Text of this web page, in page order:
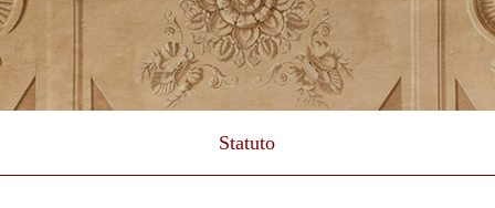
Statuto